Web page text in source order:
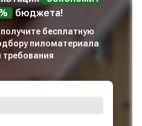
бюджета!
бесплатную
пиломатериала